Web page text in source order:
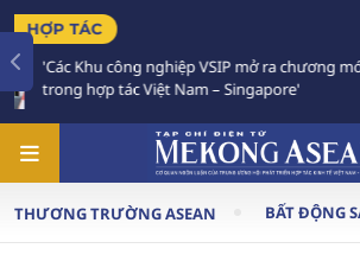
Việt Nam - Thái Lan
Chiến lược 'Ba kết nối'
THƯƠNG TRƯỜNG ASEAN BẤT ĐỘNG